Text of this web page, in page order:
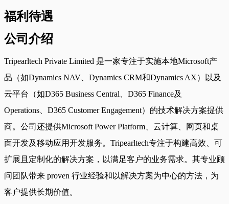
福利待遇
公司介绍
Tripearltech Private Limited 是一家专注于实施本地Microsoft产
品（如Dynamics NAV、Dynamics CRM和Dynamics AX）以及
云平台（如D365 Business Central、D365 Finance及
Operations、D365 Customer Engagement）的技术解决方案提供
商。公司还提供Microsoft Power Platform、云计算、网页和桌
面开发及移动应用开发服务。Tripearltech专注于构建高效、可
扩展且定制化的解决方案，以满足客户的业务需求。其专业顾
问团队带来 proven 行业经验和以解决方案为中心的方法，为
客户提供长期价值。